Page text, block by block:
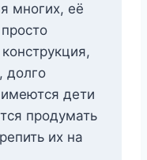
многих, её
долго
дети
продумать
их на